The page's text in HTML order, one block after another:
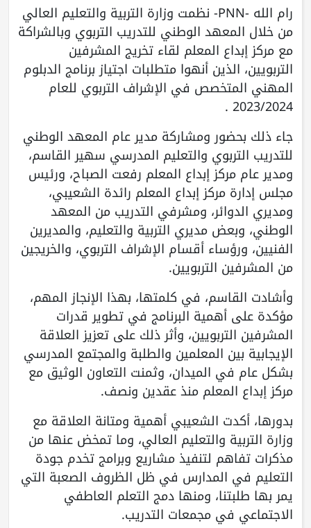
رام الله -PNN- نظمت وزارة التربية والتعليم العالي
من خلال المعهد الوطني للتدريب التربوي وبالشراكة
مع مركز إبداع المعلم لقاء تخريج المشرفين
التربويين، الذين أنهوا متطلبات اجتياز برنامج الدبلوم
المهني المتخصص في الإشراف التربوي للعام
2023/2024 .
جاء ذلك بحضور ومشاركة مدير عام المعهد الوطني
للتدريب التربوي والتعليم المدرسي سهير القاسم،
ومدير عام مركز إبداع المعلم رفعت الصباح، ورئيس
مجلس إدارة مركز إبداع المعلم رائدة الشعيبي،
ومديري الدوائر، ومشرفي التدريب من المعهد
الوطني، وبعض مديري التربية والتعليم، والمديرين
الفنيين، ورؤساء أقسام الإشراف التربوي، والخريجين
من المشرفين التربويين.
وأشادت القاسم، في كلمتها، بهذا الإنجاز المهم،
مؤكدة على أهمية البرنامج في تطوير قدرات
المشرفين التربويين، وأثر ذلك على تعزيز العلاقة
الإيجابية بين المعلمين والطلبة والمجتمع المدرسي
بشكل عام في الميدان، وثمنت التعاون الوثيق مع
مركز إبداع المعلم منذ عقدين ونصف.
بدورها، أكدت الشعيبي أهمية ومتانة العلاقة مع
وزارة التربية والتعليم العالي، وما تمخض عنها من
مذكرات تفاهم لتنفيذ مشاريع وبرامج تخدم جودة
التعليم في المدارس في ظل الظروف الصعبة التي
يمر بها طلبتنا، ومنها دمج التعلم العاطفي
الاجتماعي في مجمعات التدريب.